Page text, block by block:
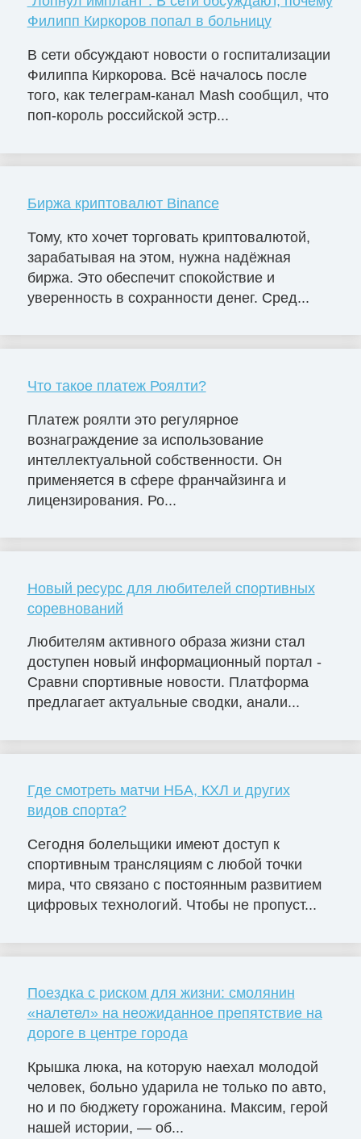
Филипп Киркоров попал в больницу
В сети обсуждают новости о госпитализации
Филиппа Киркорова. Всё началось после
того, как телеграм-канал Mash сообщил, что
поп-король российской эстр...
Биржа криптовалют Binance
Тому, кто хочет торговать криптовалютой,
зарабатывая на этом, нужна надёжная
биржа. Это обеспечит спокойствие и
уверенность в сохранности денег. Сред...
Что такое платеж Роялти?
Платеж роялти это регулярное
вознаграждение за использование
интеллектуальной собственности. Он
применяется в сфере франчайзинга и
лицензирования. Ро...
Новый ресурс для любителей спортивных
соревнований
Любителям активного образа жизни стал
доступен новый информационный портал -
Сравни спортивные новости. Платформа
предлагает актуальные сводки, анали...
Где смотреть матчи НБА, КХЛ и других
видов спорта?
Сегодня болельщики имеют доступ к
спортивным трансляциям с любой точки
мира, что связано с постоянным развитием
цифровых технологий. Чтобы не пропуст...
Поездка с риском для жизни: смолянин
«налетел» на неожиданное препятствие на
дороге в центре города
Крышка люка, на которую наехал молодой
человек, больно ударила не только по авто,
но и по бюджету горожанина. Максим, герой
нашей истории, — об...